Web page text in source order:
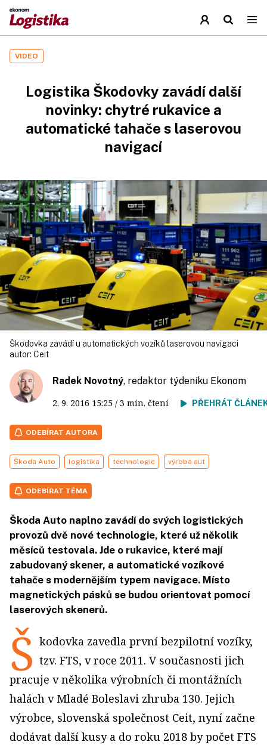
VIDEO
Logistika Škodovky zavádí další
novinky: chytré rukavice a
automatické tahače s laserovou
navigací
Škodovka zavádí u automatických vozíků laserovou navigaci
autor: Ceit
Radek Novotný, redaktor týdeníku Ekonom
2. 9. 2016 15:25 / 3 min. čtení PŘEHRÁT
ODEBÍRAT AUTORA
Škoda Auto logistika technologie výroba aut
ODEBÍRAT TÉMA
Škoda Auto naplno zavádí do svých logistických
provozů dvě nové technologie, které už několik
měsíců testovala. Jde o rukavice, které mají
zabudovaný skener, a automatické vozíkové
tahače s modernějším typem navigace. Místo
magnetických pásků se budou orientovat pomocí
laserových skenerů.
Š kodovka zavedla první bezpilotní vozíky,
tzv. FTS, v roce 2011. V současnosti jich
pracuje v několika výrobních či montážních
halách v Mladé Boleslavi zhruba 130. Jejich
výrobce, slovenská společnost Ceit, nyní začne
dodávat další kusy a do roku 2018 by počet FTS